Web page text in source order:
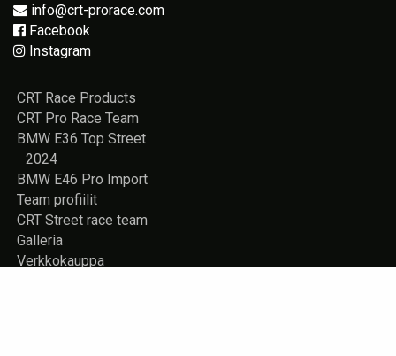
info@crt-prorace.com
Facebook
Instagram
CRT Race Products
CRT Pro Race Team
BMW E36 Top Street
2024
BMW E46 Pro Import
Team profiilit
CRT Street race team
Galleria
Verkkokauppa